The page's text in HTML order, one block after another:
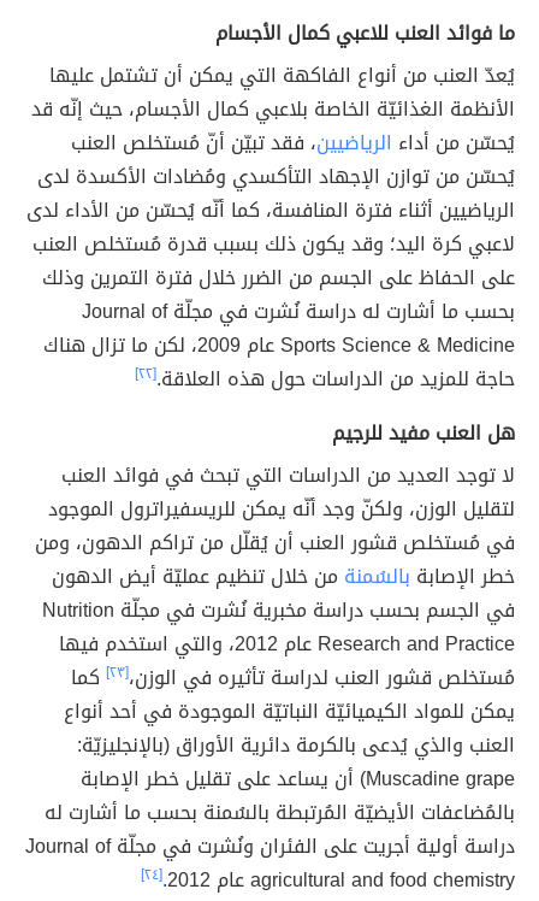
ما فوائد العنب للاعبي كمال الأجسام
يُعدّ العنب من أنواع الفاكهة التي يمكن أن تشتمل عليها
الأنظمة الغذائيّة الخاصة بلاعبي كمال الأجسام، حيث إنّه قد
يُحسّن من أداء الرياضيين، فقد تبيّن أنّ مُستخلص العنب
يُحسّن من توازن الإجهاد التأكسدي ومُضادات الأكسدة لدى
الرياضيين أثناء فترة المنافسة، كما أنّه يُحسّن من الأداء لدى
لاعبي كرة اليد؛ وقد يكون ذلك بسبب قدرة مُستخلص العنب
على الحفاظ على الجسم من الضرر خلال فترة التمرين وذلك
بحسب ما أشارت له دراسة نُشرت في مجلّة Journal of
Sports Science & Medicine عام 2009، لكن ما تزال هناك
حاجة للمزيد من الدراسات حول هذه العلاقة.[٢٢]
هل العنب مفيد للرجيم
لا توجد العديد من الدراسات التي تبحث في فوائد العنب
لتقليل الوزن، ولكنّ وجد أنّه يمكن للريسفيراترول الموجود
في مُستخلص قشور العنب أن يُقلّل من تراكم الدهون، ومن
خطر الإصابة بالسُمنة من خلال تنظيم عمليّة أيض الدهون
في الجسم بحسب دراسة مخبرية نُشرت في مجلّة Nutrition
Research and Practice عام 2012، والتي استخدم فيها
مُستخلص قشور العنب لدراسة تأثيره في الوزن،[٢٣]
كما
يمكن للمواد الكيميائيّة النباتيّة الموجودة في أحد أنواع
العنب والذي يُدعى بالكرمة دائرية الأوراق (بالإنجليزيّة:
Muscadine grape) أن يساعد على تقليل خطر الإصابة
بالمُضاعفات الأيضيّة المُرتبطة بالسُمنة بحسب ما أشارت له
دراسة أولية أجريت على الفئران ونُشرت في مجلّة Journal of
agricultural and food chemistry عام 2012.
[٢٤]